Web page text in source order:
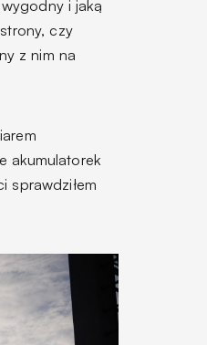
i jaką
czy
z nim na
akumulatorek
sprawdziłem